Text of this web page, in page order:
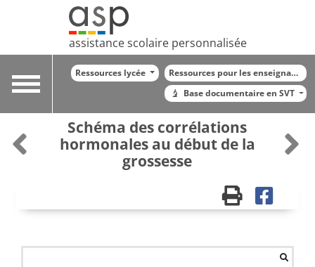
assistance scolaire personnalisée
Toggle
Ressources lycée
Ressources pour les enseignants
Base documentaire en SVT
Schéma des corrélations
hormonales au début de la
grossesse